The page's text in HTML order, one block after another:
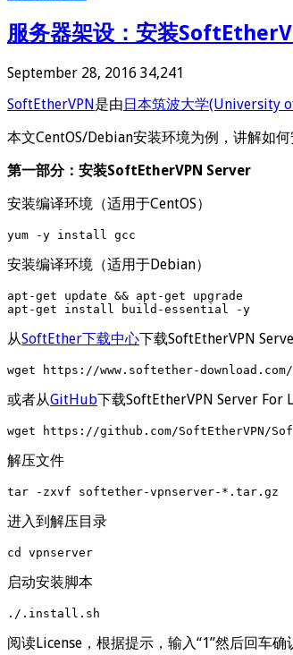
服务器架设：安装
September 28, 2016 34,241
SoftEtherVPN 是由 日本筑波大学(University
本文CentOS/Debian安装环境为例，讲解如
第一部分：安装SoftEtherVPN Server
安装编译环境（适用于CentOS）
yum -y install gcc
安装编译环境（适用于Debian）
apt-get update && apt-get upgrade
apt-get install build-essential -y
从SoftEther下载中心下载SoftEtherVPN
wget https://www.softether-
或者从GitHub下载SoftEtherVPN Server For
wget https://github.com/SoftEtherVPN/
解压文件
tar -zxvf softether-vpnserver-*.tar.gz
进入到解压目录
cd vpnserver
启动安装脚本
./.install.sh
阅读License，根据提示，输入“1”然后回车确